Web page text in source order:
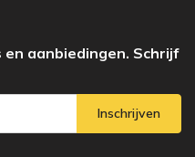
aanbiedingen. Schrijf
Inschrijven